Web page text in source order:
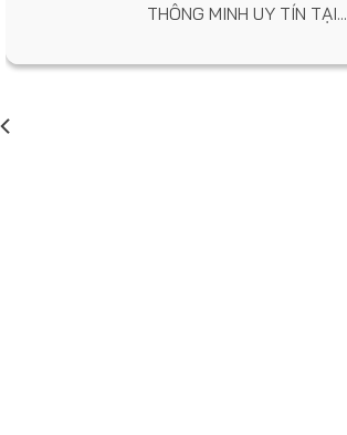
THÔNG MINH UY TÍN TẠI...